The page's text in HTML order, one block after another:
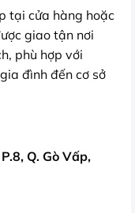
tại cửa hàng hoặc
giao tận nơi
phù hợp với
đình đến cơ sở
Q. Gò Vấp,